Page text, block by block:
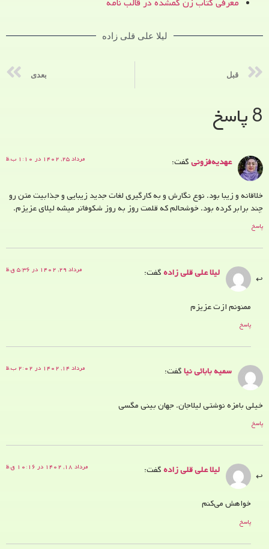
لیلا علی قلی زاده
قبل بعدی
8 پاسخ
عهدیه‌فزونیگفت: مرداد ۲۵, ۱۴۰۲ در ۱:۱۰ ب.ظ
خلاقانه و زیبا بود. نوع نگارش و به کارگیری لغات جدید زیبایی و جذابیت متن رو
چند برابر کرده بود. خوشحالم که قلمت روز به روز شکوفاتر میشه لیلای عزیزم.
پاسخ
لیلا علی قلی زادهگفت: مرداد ۲۹, ۱۴۰۲ در ۵:۳۶ ق.ظ
ممنونم ازت عزیزم
پاسخ
سمیه بابائی نیاگفت: مرداد ۱۴, ۱۴۰۲ در ۲:۰۲ ب.ظ
خیلی بامزه نوشتی لیلاجان. جهان بینی مگسی
پاسخ
لیلا علی قلی زادهگفت: مرداد ۱۸, ۱۴۰۲ در ۱۰:۱۶ ق.ظ
خواهش می‌کنم
پاسخ